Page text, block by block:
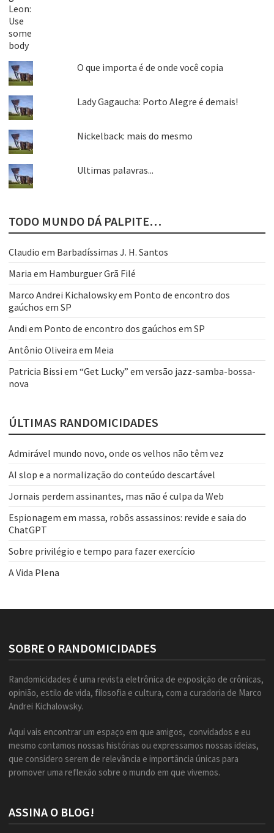
O que importa é de onde você copia
Lady Gagaucha: Porto Alegre é demais!
Nickelback: mais do mesmo
Ultimas palavras...
TODO MUNDO DÁ PALPITE…
Claudio em Barbadíssimas J. H. Santos
Maria em Hamburguer Grã Filé
Marco Andrei Kichalowskyem Ponto de encontro dos
gaúchos em SP
Andi em Ponto de encontro dos gaúchos em SP
Antônio Oliveira em Meia
Patricia Bissi em “Get Lucky” em versão jazz-samba-bossa-
nova
ÚLTIMAS RANDOMICIDADES
Admirável mundo novo, onde os velhos não têm vez
AI slop e a normalização do conteúdo descartável
Jornais perdem assinantes, mas não é culpa da Web
Espionagem em massa, robôs assassinos: revide e saia do
ChatGPT
Sobre privilégio e tempo para fazer exercício
A Vida Plena
SOBRE O RANDOMICIDADES
Randomicidades é uma revista eletrônica de exposição de crônicas,
opinião, estilo de vida, filosofia e cultura, com a curadoria de Marco
Andrei Kichalowsky.
Aqui vais encontrar um espaço em que amigos, convidados e eu
mesmo contamos nossas histórias ou expressamos nossas ideias,
que considero serem de relevância e importância únicas para
promover uma reflexão sobre o mundo em que vivemos.
ASSINA O BLOG!